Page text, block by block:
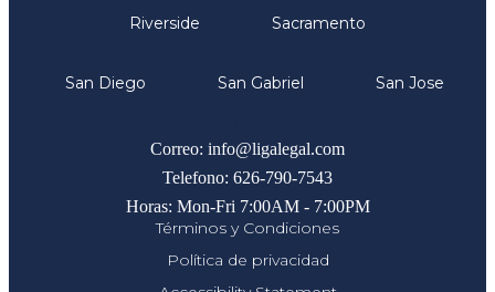
Riverside Sacramento
San Diego San Gabriel San Jose
Correo: info@ligalegal.com
Telefono: 626-790-7543
Horas: Mon-Fri 7:00AM - 7:00PM
Términos y Condiciones
Política de privacidad